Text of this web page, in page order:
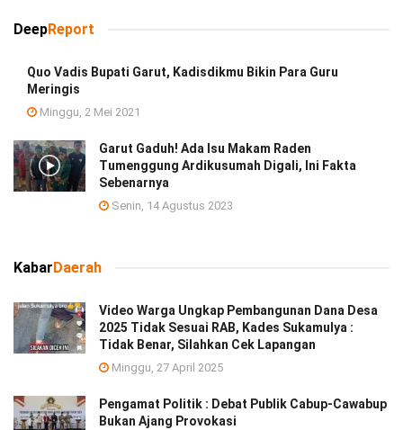
DeepReport
Quo Vadis Bupati Garut, Kadisdikmu Bikin Para Guru
Meringis
Minggu, 2 Mei 2021
Garut Gaduh! Ada Isu Makam Raden
Tumenggung Ardikusumah Digali, Ini Fakta
Sebenarnya
Senin, 14 Agustus 2023
KabarDaerah
Video Warga Ungkap Pembangunan Dana Desa
2025 Tidak Sesuai RAB, Kades Sukamulya :
Tidak Benar, Silahkan Cek Lapangan
Minggu, 27 April 2025
Pengamat Politik : Debat Publik Cabup-Cawabup
Bukan Ajang Provokasi